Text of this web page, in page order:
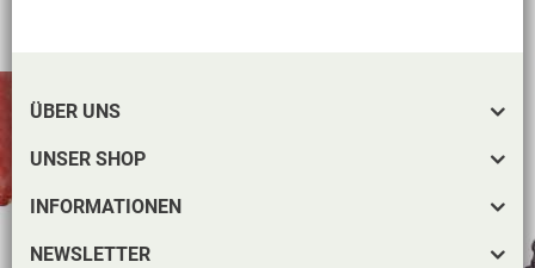
ÜBER UNS
UNSER SHOP
INFORMATIONEN
NEWSLETTER